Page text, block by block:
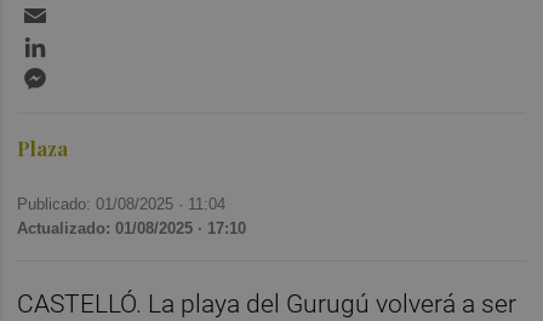
Plaza
Publicado: 01/08/2025 · 11:04
Actualizado: 01/08/2025 · 17:10
CASTELLÓ. La playa del Gurugú volverá a ser